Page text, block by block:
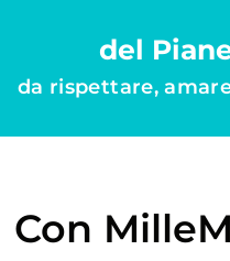
del
da rispettare,
Con